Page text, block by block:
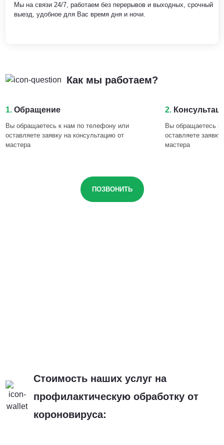
Мы на связи 24/7, работаем без перерывов и выходных, срочный
выезд, удобное для Вас время дня и ночи.
Как мы работаем?
1. Обращение
Вы обращаетесь к нам по телефону или
оставляете заявку на консультацию от
мастера
2.
Вы обращаетесь
оставляете
мастера
ПОЗВОНИТЬ
Стоимость наших услуг на
профилактическую обработку от
короновируса: